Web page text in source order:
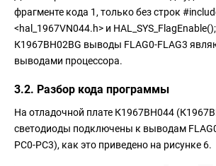
фрагменте кода 1, только без строк
<hal_1967VN044.h> и
К1967ВН02BG выводы FLAG0-FLAG3
выводами процессора.
3.2. Разбор кода программы
На отладочной плате К1967ВН044
светодиоды подключены к выводам
PC0-PC3), как это приведено на рисунке 6.